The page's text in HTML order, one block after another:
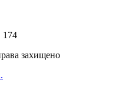
174
захищено
.